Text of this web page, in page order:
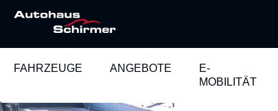
FAHRZEUGE ANGEBOTE
E-
MOBILITÄT